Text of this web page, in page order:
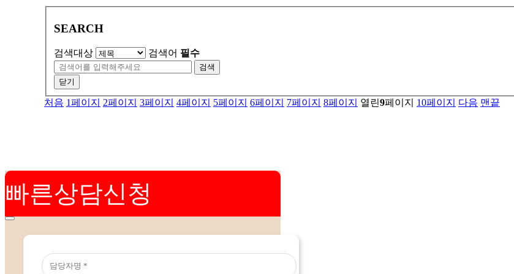
SEARCH
검색대상 검색어 필수
검색
닫기
처음 1페이지 2페이지 3페이지 4페이지 5페이지 6페이지 7페이지 8페이지 열린9페이지 10페이지 다음 맨끝
빠른상담신청